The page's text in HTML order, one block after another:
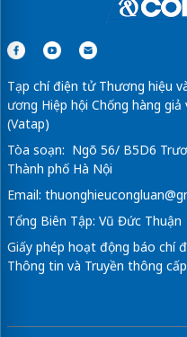
Tạp chí điện tử Thương hiệu
ương Hiệp hội Chống hàng
(Vatap)
Tòa soạn: Ngõ 56/ B5D6
Thành phố Hà Nội
Email:
Tổng Biên Tập: Vũ Đức Thuận
Giấy phép hoạt động báo chí
Thông tin và Truyền thông